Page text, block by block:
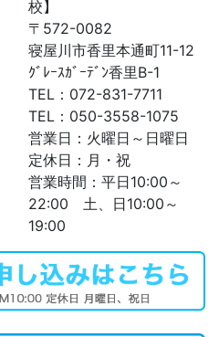
校】
〒572-0082
寝屋川市香里本通町11-12
ｸﾞﾚｰｽｶﾞｰﾃﾞﾝ香里B-1
TEL：072-831-7711
TEL：050-3558-1075
営業日：火曜日～日曜日
定休日：月・祝
営業時間：平日10:00～
22:00 土、日10:00～
19:00